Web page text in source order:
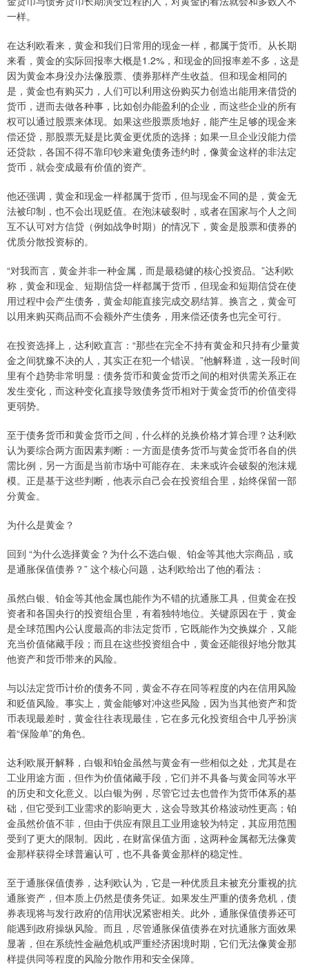
一样。​
在达利欧看来，黄金和我们日常用的现金一样，都属于货币。从长期
来看，黄金的实际回报率大概是1.2%，和现金的回报率差不多，这是
因为黄金本身没办法像股票、债券那样产生收益。但和现金相同的
是，黄金也有购买力，人们可以利用这份购买力创造出能用来借贷的
货币，进而去做各种事，比如创办能盈利的企业，而这些企业的所有
权可以通过股票来体现。如果这些股票质地好，能产生足够的现金来
偿还贷，那股票无疑是比黄金更优质的选择；如果一旦企业没能力偿
还贷款，各国不得不靠印钞来避免债务违约时，像黄金这样的非法定
货币，就会变成最有价值的资产。
他还强调，黄金和现金一样都属于货币，但与现金不同的是，黄金无
法被印制，也不会出现贬值。在泡沫破裂时，或者在国家与个人之间
互不认可对方信贷（例如战争时期）的情况下，黄金是股票和债券的
优质分散投资标的。​
“对我而言，黄金并非一种金属，而是最稳健的核心投资品。”达利欧
称，黄金和现金、短期信贷一样都属于货币，但现金和短期信贷在使
用过程中会产生债务，黄金却能直接完成交易结算。换言之，黄金可
以用来购买商品而不会额外产生债务，用来偿还债务也完全可行。​
在投资选择上，达利欧直言：“那些在完全不持有黄金和只持有少量黄
金之间犹豫不决的人，其实正在犯一个错误。”他解释道，这一段时间
里有个趋势非常明显：债务货币和黄金货币之间的相对供需关系正在
发生变化，而这种变化直接导致债务货币相对于黄金货币的价值变得
更弱势。​
至于债务货币和黄金货币之间，什么样的兑换价格才算合理？达利欧
认为要综合两方面因素判断：一方面是债务货币与黄金货币各自的供
需比例，另一方面是当前市场中可能存在、未来或许会破裂的泡沫规
模。正是基于这些判断，他表示自己会在投资组合里，始终保留一部
分黄金。​
为什么是黄金？
回到 “为什么选择黄金？为什么不选白银、铂金等其他大宗商品，或
是通胀保值债券？” 这个核心问题，达利欧给出了他的看法：
虽然白银、铂金等其他金属也能作为不错的抗通胀工具，但黄金在投
资者和各国央行的投资组合里，有着独特地位。关键原因在于，黄金
是全球范围内公认度最高的非法定货币，它既能作为交换媒介，又能
充当价值储藏手段；而且在这些投资组合中，黄金还能很好地分散其
他资产和货币带来的风险。​
与以法定货币计价的债务不同，黄金不存在同等程度的内在信用风险
和贬值风险。事实上，黄金能够对冲这些风险，因为当其他资产和货
币表现最差时，黄金往往表现最佳，它在多元化投资组合中几乎扮演
着“保险单”的角色。
达利欧展开解释，白银和铂金虽然与黄金有一些相似之处，尤其是在
工业用途方面，但作为价值储藏手段，它们并不具备与黄金同等水平
的历史和文化意义。以白银为例，尽管它过去也曾作为货币体系的基
础，但它受到工业需求的影响更大，这会导致其价格波动性更高；铂
金虽然价值不菲，但由于供应有限且工业用途较为特定，其应用范围
受到了更大的限制。因此，在财富保值方面，这两种金属都无法像黄
金那样获得全球普遍认可，也不具备黄金那样的稳定性。​
至于通胀保值债券，达利欧认为，它是一种优质且未被充分重视的抗
通胀资产，但本质上仍然是债务凭证。如果发生严重的债务危机，债
券表现将与发行政府的信用状况紧密相关。此外，通胀保值债券还可
能遇到政府操纵风险。而且，尽管通胀保值债券在对抗通胀方面效果
显著，但在系统性金融危机或严重经济困境时期，它们无法像黄金那
样提供同等程度的风险分散作用和安全保障。​